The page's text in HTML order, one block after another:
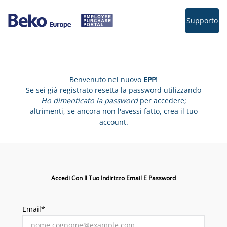
Supporto
Benvenuto nel nuovo EPP!
Se sei già registrato resetta la password utilizzando
Ho dimenticato la passwordper accedere;
altrimenti, se ancora non l'avessi fatto, crea il tuo
account.
Accedi Con Il Tuo Indirizzo Email E Password
Email*